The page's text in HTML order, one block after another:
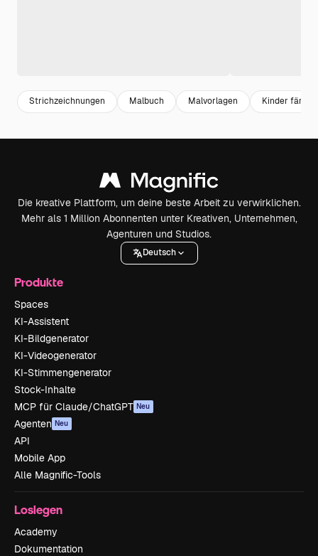
Strichzeichnungen Malbuch Malvorlagen Kinder färben
Die kreative Plattform, um deine beste Arbeit zu verwirklichen.
Mehr als 1 Million Abonnenten unter Kreativen, Unternehmen,
Agenturen und Studios.
Deutsch
Produkte
Spaces
KI-Assistent
KI-Bildgenerator
KI-Videogenerator
KI-Stimmengenerator
Stock-Inhalte
MCP für Claude/ChatGPT Neu
Agenten Neu
API
Mobile App
Alle Magnific-Tools
Loslegen
Academy
Dokumentation